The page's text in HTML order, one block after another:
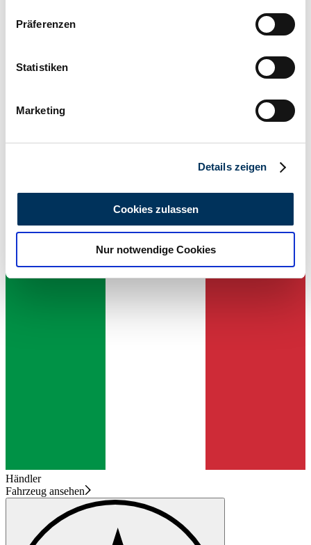
Informationen über Ihre geografische Lage
können
bestimmten Merkmalen (Fingerprinting) identifizieren
Erfahren Sie mehr darüber, wie Ihre persönlichen Daten
analysieren. Außerdem geben wir Informationen zu Ihrer
Verwendung unserer Website an unsere Partner für
soziale Medien, Werbung und Analysen weiter. Unsere
Präferenzen
Statistiken
Marketing
Details zeigen
Cookies zulassen
Nur notwendige Cookies
Händler
Händler
Fahrzeug ansehen